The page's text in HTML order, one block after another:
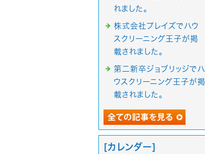
れました。
株式会社プレイズでハウ
スクリーニング王子が掲
載されました。
第二新卒ジョブリッジでハ
ウスクリーニング王子が掲
載されました。
[カレンダー]